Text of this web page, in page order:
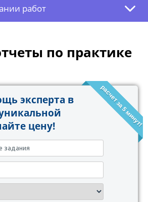
работ
по практике
расчет за 5 минут!
эксперта в
цену!